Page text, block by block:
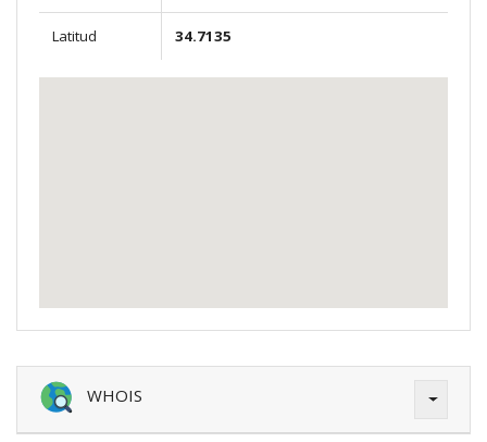
Latitud 34.7135
WHOIS